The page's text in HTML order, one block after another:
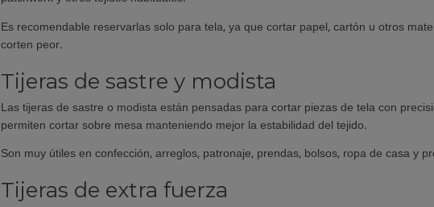
Es recomendable reservarlas solo para tela, ya que cortar papel, cartón u otros
corten peor.
Tijeras de sastre y modista
Las tijeras de sastre o modista están pensadas para cortar piezas de tela con
permiten cortar sobre mesa manteniendo mejor la estabilidad del tejido.
Son muy útiles en confección, arreglos, patronaje, prendas, bolsos, ropa de casa y
Tijeras de extra fuerza